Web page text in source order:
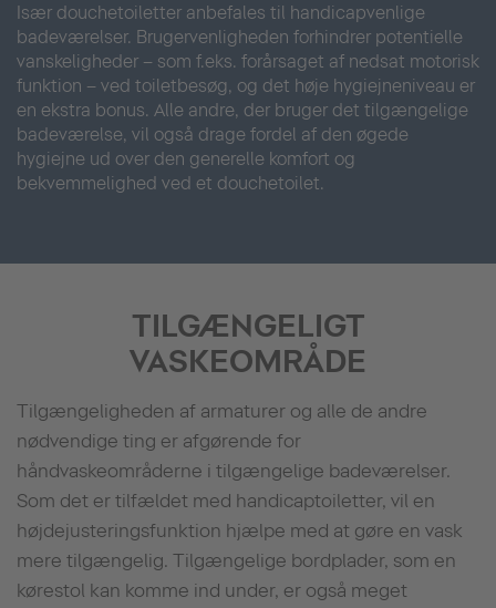
Især douchetoiletter anbefales til handicapvenlige
badeværelser. Brugervenligheden forhindrer potentielle
vanskeligheder – som f.eks. forårsaget af nedsat motorisk
funktion – ved toiletbesøg, og det høje hygiejneniveau er
en ekstra bonus. Alle andre, der bruger det tilgængelige
badeværelse, vil også drage fordel af den øgede
hygiejne ud over den generelle komfort og
bekvemmelighed ved et douchetoilet.
TILGÆNGELIGT
VASKEOMRÅDE
Tilgængeligheden af armaturer og alle de andre
nødvendige ting er afgørende for
håndvaskeområderne i tilgængelige badeværelser.
Som det er tilfældet med handicaptoiletter, vil en
højdejusteringsfunktion hjælpe med at gøre en vask
mere tilgængelig. Tilgængelige bordplader, som en
kørestol kan komme ind under, er også meget